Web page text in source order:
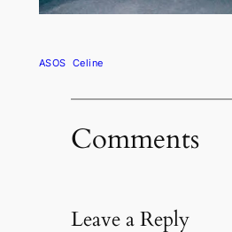
ASOS Celine
Comments
Leave a Reply